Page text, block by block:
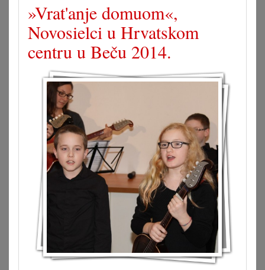
»Vrat'anje domuom«,
Novosielci u Hrvatskom
centru u Beču 2014.